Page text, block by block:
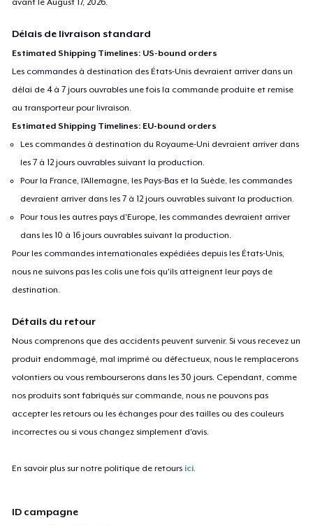
Délais de livraison standard
Estimated Shipping Timelines: US-bound orders
Les commandes à destination des États-Unis devraient arriver dans un
délai de 4 à 7 jours ouvrables une fois la commande produite et remise
au transporteur pour livraison.
Estimated Shipping Timelines: EU-bound orders
Les commandes à destination du Royaume-Uni devraient arriver dans
les 7 à 12 jours ouvrables suivant la production.
Pour la France, l'Allemagne, les Pays-Bas et la Suède, les commandes
devraient arriver dans les 7 à 12 jours ouvrables suivant la production.
Pour tous les autres pays d'Europe, les commandes devraient arriver
dans les 10 à 16 jours ouvrables suivant la production.
Pour les commandes internationales expédiées depuis les États-Unis,
nous ne suivons pas les colis une fois qu'ils atteignent leur pays de
destination.
Détails du retour
Nous comprenons que des accidents peuvent survenir. Si vous recevez un
produit endommagé, mal imprimé ou défectueux, nous le remplacerons
volontiers ou vous rembourserons dans les 30 jours. Cependant, comme
nos produits sont fabriqués sur commande, nous ne pouvons pas
accepter les retours ou les échanges pour des tailles ou des couleurs
incorrectes ou si vous changez simplement d'avis.
En savoir plus sur notre politique de retours ici
ID campagne